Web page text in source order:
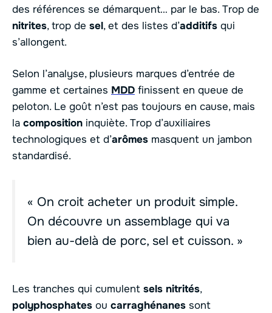
des références se démarquent… par le bas. Trop de
nitrites, trop de sel, et des listes d’additifs qui
s’allongent.
Selon l’analyse, plusieurs marques d’entrée de
gamme et certaines MDD finissent en queue de
peloton. Le goût n’est pas toujours en cause, mais
la composition inquiète. Trop d’auxiliaires
technologiques et d’arômes masquent un jambon
standardisé.
« On croit acheter un produit simple.
On découvre un assemblage qui va
bien au-delà de porc, sel et cuisson. »
Les tranches qui cumulent sels nitrités,
polyphosphates ou carraghénanes sont